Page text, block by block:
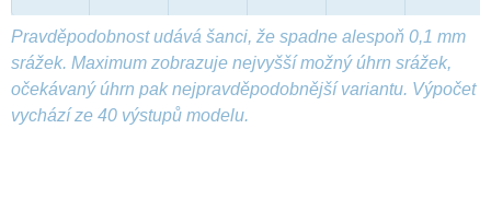
Pravděpodobnost udává šanci, že spadne alespoň 0,1 mm
srážek. Maximum zobrazuje nejvyšší možný úhrn srážek,
očekávaný úhrn pak nejpravděpodobnější variantu. Výpočet
vychází ze 40 výstupů modelu.